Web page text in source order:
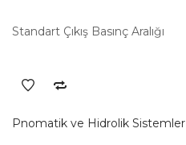
Standart Çıkış Basınç Aralığı
Pnomatik ve Hidrolik Sistemler